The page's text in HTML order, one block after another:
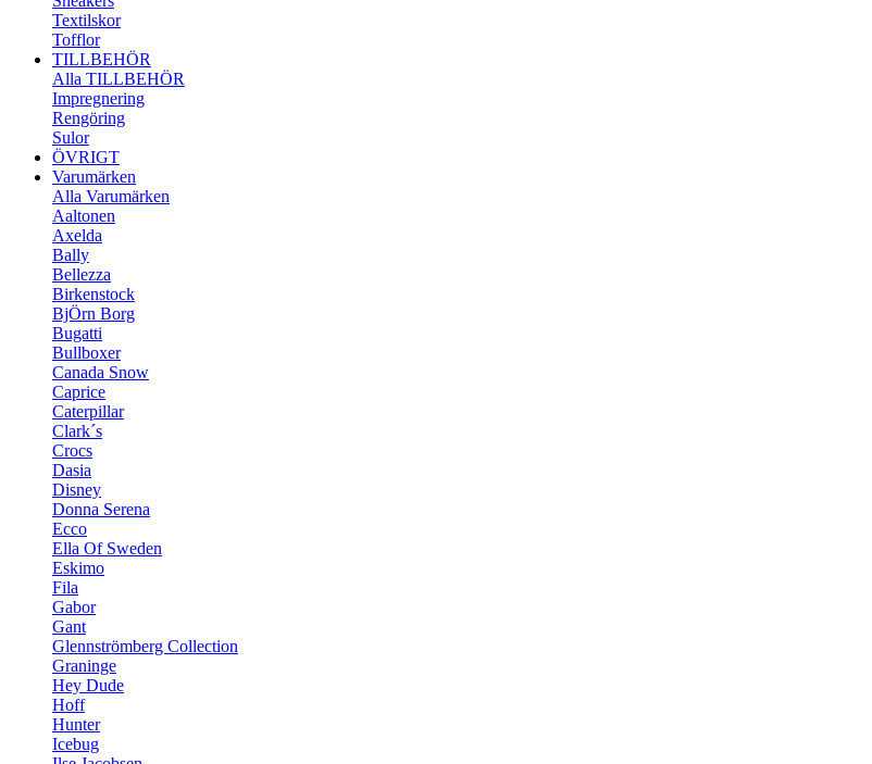
Textilskor
Tofflor
TILLBEHÖR
Alla TILLBEHÖR
Impregnering
Rengöring
Sulor
ÖVRIGT
Varumärken
Alla Varumärken
Aaltonen
Axelda
Bally
Bellezza
Birkenstock
BjÖrn Borg
Bugatti
Bullboxer
Canada Snow
Caprice
Caterpillar
Clark´s
Crocs
Dasia
Disney
Donna Serena
Ecco
Ella Of Sweden
Eskimo
Fila
Gabor
Gant
Glennströmberg Collection
Graninge
Hey Dude
Hoff
Hunter
Icebug